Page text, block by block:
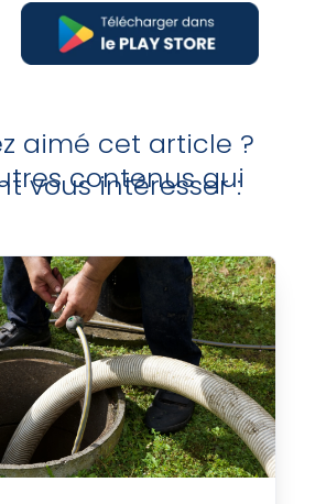
aimé cet article ?
contenus qui
vous intéresser :